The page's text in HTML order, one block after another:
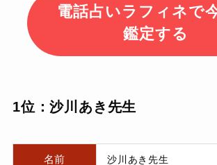
電話占いラフィネで
鑑定する
1位：沙川あき先生
名前 沙川あき先生